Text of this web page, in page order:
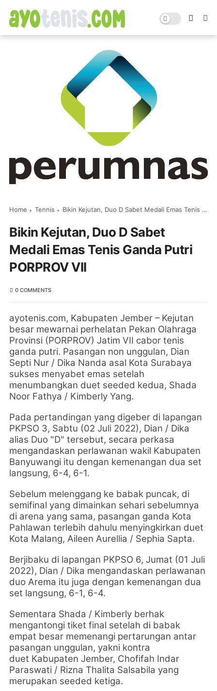
Home Tennis Bikin Kejutan, Duo D Sabet Medali Emas Tenis Ganda Putri PORPROV VII
Bikin Kejutan, Duo D Sabet
Medali Emas Tenis Ganda Putri
PORPROV VII
0 COMMENTS
ayotenis.com, Kabupaten Jember –Kejutan
besar mewarnai perhelatan Pekan Olahraga
Provinsi (PORPROV) Jatim VII cabor tenis
ganda putri. Pasangan non unggulan, Dian
Septi Nur / Dika Nanda asal Kota Surabaya
sukses menyabet emas setelah
menumbangkan duet seeded kedua, Shada
Noor Fathya / Kimberly Yang.
Pada pertandingan yang digeber di lapangan
PKPSO 3, Sabtu (02 Juli 2022), Dian / Dika
alias Duo "D" tersebut, secara perkasa
mengandaskan perlawanan wakil Kabupaten
Banyuwangi itu dengan kemenangan dua set
langsung, 6-4, 6-1.
Sebelum melenggang ke babak puncak, di
semifinal yang dimainkan sehari sebelumnya
di arena yang sama, pasangan ganda Kota
Pahlawan terlebih dahulu menyingkirkan duet
Kota Malang, Aileen Aurellia / Sephia Sapta.
Berjibaku di lapangan PKPSO 6, Jumat (01 Juli
2022), Dian / Dika mengandaskan perlawanan
duo Arema itu juga dengan kemenangan dua
set langsung, 6-1, 6-4.
Sementara Shada / Kimberly berhak
mengantongi tiket final setelah di babak
empat besar memenangi pertarungan antar
pasangan unggulan, yakni kontra
duet Kabupaten Jember, Chofifah Indar
Paraswati / Rizna Thalita Salsabila yang
merupakan seeded ketiga.